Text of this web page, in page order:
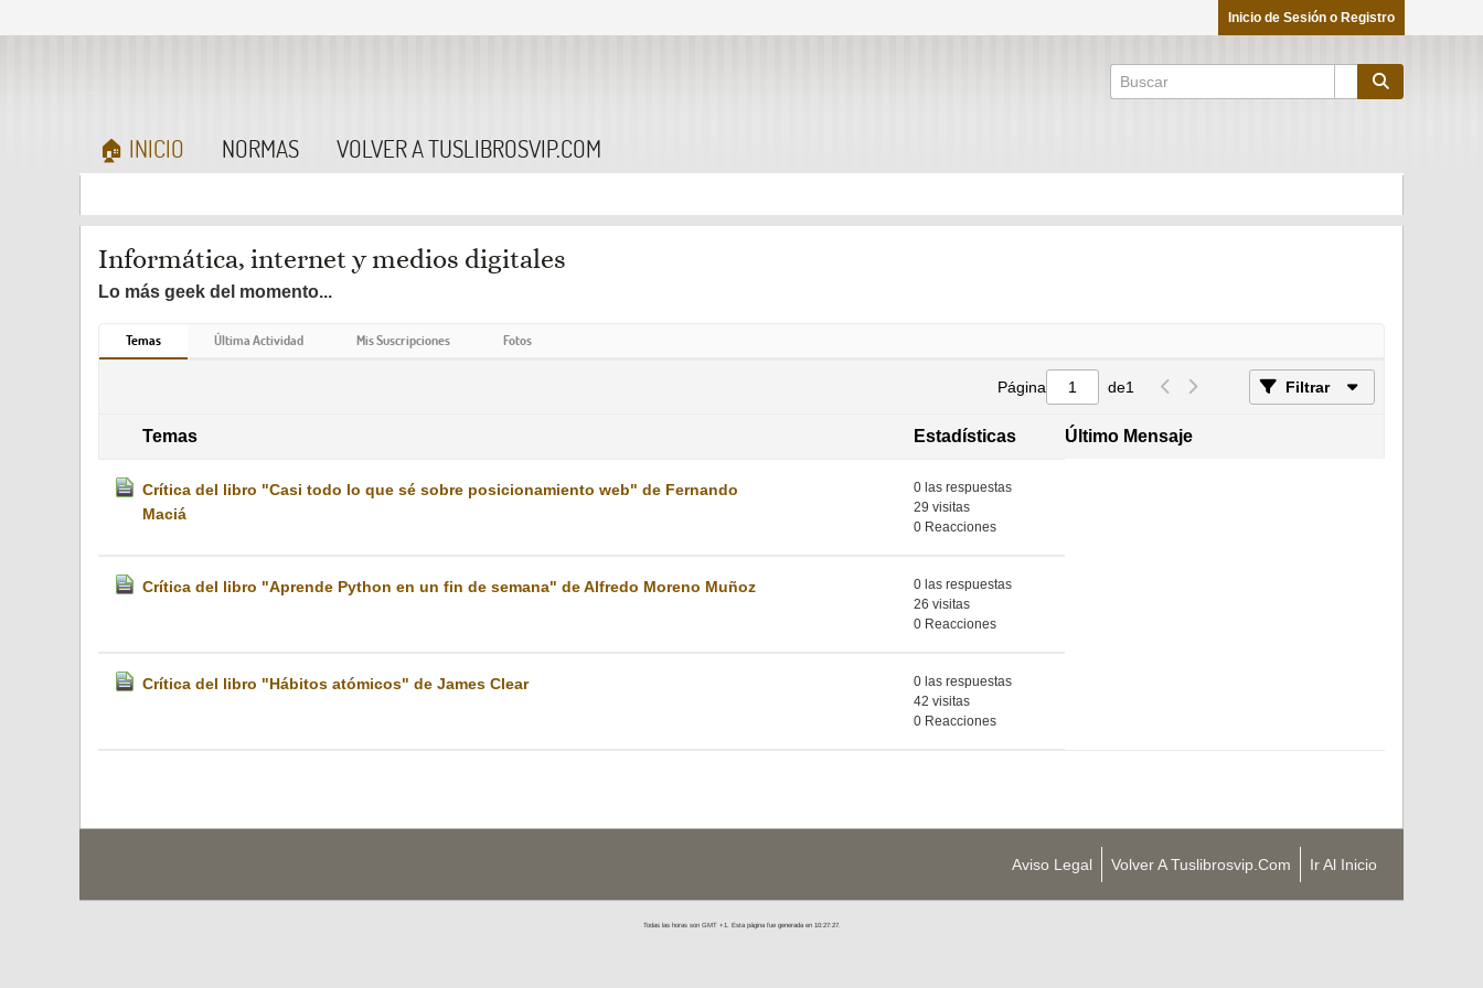
Inicio de Sesión o Registro
🏠 INICIO NORMAS VOLVER A TUSLIBROSVIP.COM
Informática, internet y medios digitales
Lo más geek del momento...
Temas Última Actividad Mis Suscripciones Fotos
Página de1 Filtrar
Temas Estadísticas Último Mensaje
Crítica del libro "Casi todo lo que sé sobre posicionamiento web" de Fernando
Maciá
0 las respuestas
29 visitas
0 Reacciones
Crítica del libro "Aprende Python en un fin de semana" de Alfredo Moreno Muñoz
0 las respuestas
26 visitas
0 Reacciones
Crítica del libro "Hábitos atómicos" de James Clear
0 las respuestas
42 visitas
0 Reacciones
Aviso Legal Volver A Tuslibrosvip.com Ir Al Inicio
Todas las horas son GMT +1. Esta página fue generada en 10:27:27.